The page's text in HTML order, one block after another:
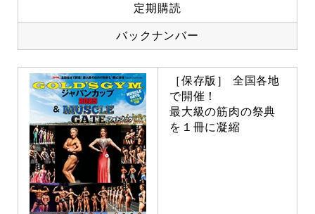
定期購読
バックナンバー
［保存版］ 全国各地
で開催！
最大級の筋肉の祭典
を１冊に凝縮